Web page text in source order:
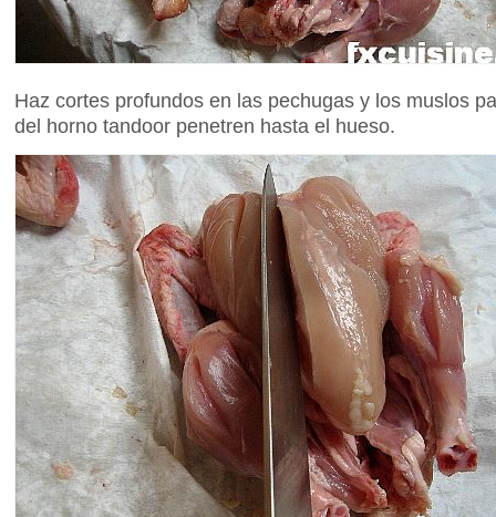
Haz cortes profundos en las pechugas y los muslos
del horno tandoor penetren hasta el hueso.